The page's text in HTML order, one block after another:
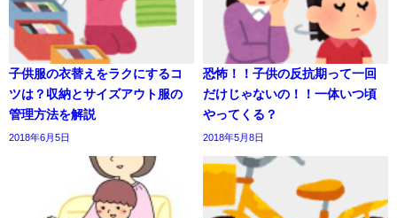
子供服の衣替えをラクにするコ
ツは？収納とサイズアウト服の
管理方法を解説
2018年6月5日
恐怖！！子供の反抗期って一回
だけじゃないの！！一体いつ頃
やってくる？
2018年5月8日